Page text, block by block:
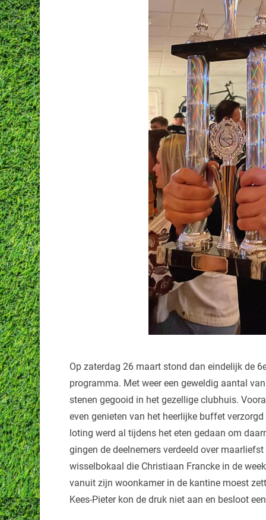
Op zaterdag 26 maart stond dan eindelijk de
programma. Met weer een geweldig aantal
stenen gegooid in het gezellige clubhuis.
even genieten van het heerlijke buffet
loting werd al tijdens het eten gedaan om
gingen de deelnemers verdeeld over
wisselbokaal die Christiaan Francke in de
vanuit zijn woonkamer in de kantine moest
Kees-Pieter kon de druk niet aan en besloot